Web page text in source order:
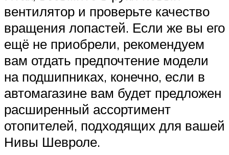
вентилятор и проверьте качество
вращения лопастей. Если же вы его
ещё не приобрели, рекомендуем
вам отдать предпочтение модели
на подшипниках, конечно, если в
автомагазине вам будет предложен
расширенный ассортимент
отопителей, подходящих для вашей
Нивы Шевроле.